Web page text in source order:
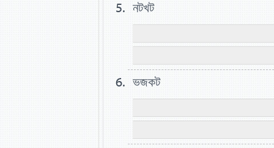
নটখট
ভজকট